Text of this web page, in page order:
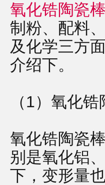
氧化锆陶瓷棒
制粉、配料
及化学三方
介绍下。
（1）氧化
氧化锆陶瓷
别是氧化铝
下，变形量也